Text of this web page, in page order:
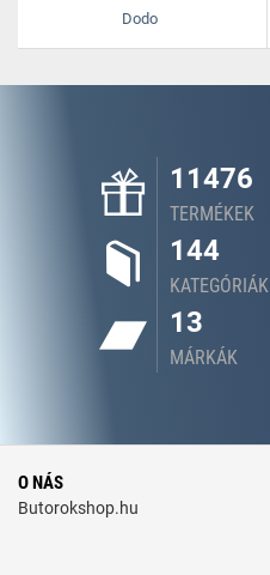
Dodo
11476
TERMÉKEK
144
KATEGÓRIÁK
13
MÁRKÁK
O NÁS
Butorokshop.hu